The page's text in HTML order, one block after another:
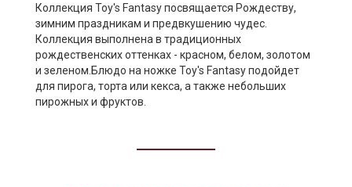
Коллекция Toy's Fantasy посвящается Рождеству,
зимним праздникам и предвкушению чудес.
Коллекция выполнена в традиционных
рождественских оттенках - красном, белом, золотом
и зеленом.Блюдо на ножке Toy's Fantasy подойдет
для пирога, торта или кекса, а также небольших
пирожных и фруктов.